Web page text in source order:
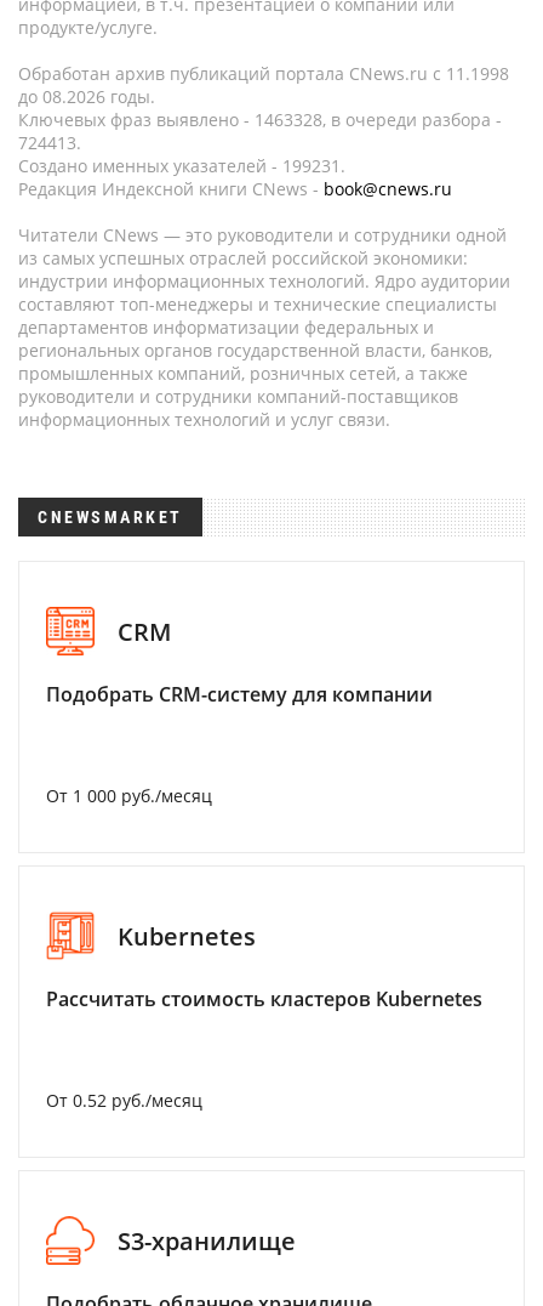
продукте/услуге.
Обработан архив публикаций портала CNews.ru c 11.1998
до 08.2026 годы.
Ключевых фраз выявлено - 1463328, в очереди разбора -
724413.
Создано именных указателей - 199231.
Редакция Индексной книги CNews - book@cnews.ru
Читатели CNews — это руководители и сотрудники одной
из самых успешных отраслей российской экономики:
индустрии информационных технологий. Ядро аудитории
составляют топ-менеджеры и технические специалисты
департаментов информатизации федеральных и
региональных органов государственной власти, банков,
промышленных компаний, розничных сетей, а также
руководители и сотрудники компаний-поставщиков
информационных технологий и услуг связи.
CNEWSMARKET
CRM
Подобрать CRM-систему для компании
От 1 000 руб./месяц
Kubernetes
Рассчитать стоимость кластеров Kubernetes
От 0.52 руб./месяц
S3-хранилище